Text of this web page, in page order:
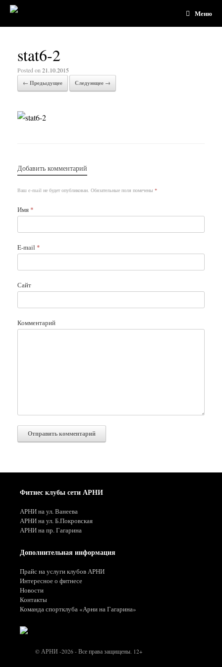
Меню
stat6-2
Posted on 21.10.2015
← Предыдущее
Следующее →
Добавить комментарий
Ваш e-mail не будет опубликован. Обязательные поля помечены *
Имя *
E-mail *
Сайт
Комментарий
Фитнес клубы сети АРНИ
АРНИ на ул. Ванеева
АРНИ на ул. Б.Покровская
АРНИ на пр. Гагарина
Дополнительная информация
Прайс на услуги клубов АРНИ
Интересное о фитнесе
Новости
Контакты
Команда спортклуба «Арни на Гагарина»
© АРНИ -2026 - Все права защищены. 12+